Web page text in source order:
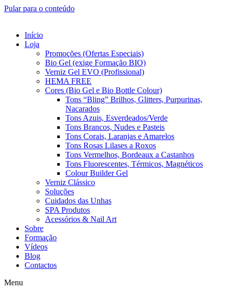
Pular para o conteúdo
Início
Loja
Promoções (Ofertas Especiais)
Bio Gel (exige Formação BIO)
Verniz Gel EVO (Profissional)
HEMA FREE
Cores (Bio Gel e Bio Bottle Colour)
Tons “Bling” Brilhos, Glitters, Purpurinas,
Nacarados
Tons Azuis, Esverdeados/Verde
Tons Brancos, Nudes e Pasteis
Tons Corais, Laranjas e Amarelos
Tons Rosas Lilases a Roxos
Tons Vermelhos, Bordeaux a Castanhos
Tons Fluorescentes, Térmicos, Magnéticos
Colour Builder Gel
Verniz Clássico
Soluções
Cuidados das Unhas
SPA Produtos
Acessórios & Nail Art
Sobre
Formação
Vídeos
Blog
Contactos
Menu